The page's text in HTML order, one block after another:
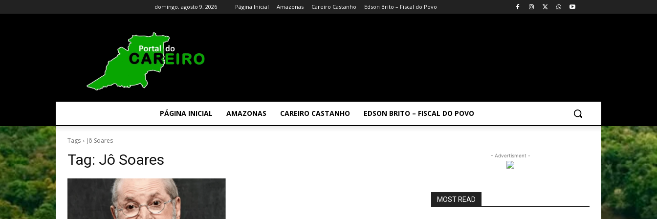
domingo, agosto 9, 2026 Página Inicial Amazonas Careiro Castanho Edson Brito – Fiscal do Povo
PÁGINA INICIAL AMAZONAS CAREIRO CASTANHO EDSON BRITO – FISCAL DO POVO
Tags Jô Soares
Tag: Jô Soares - Advertisment -
MOST READ